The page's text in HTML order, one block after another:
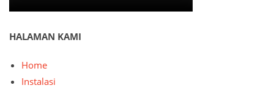
HALAMAN KAMI
Home
Instalasi